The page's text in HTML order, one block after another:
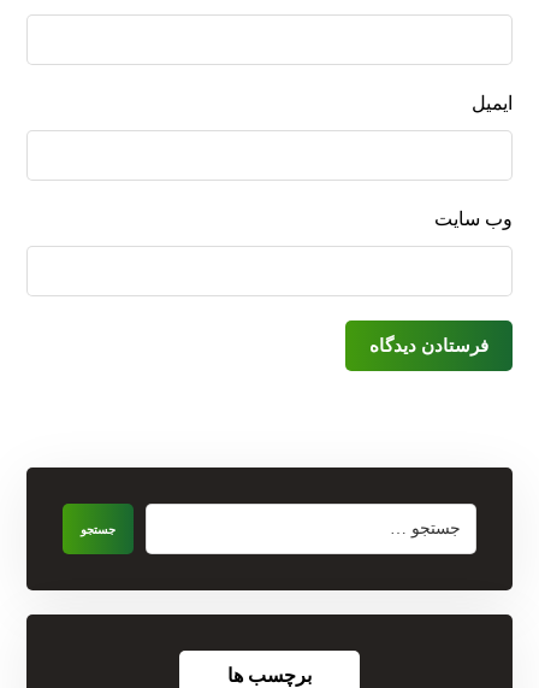
ایمیل
وب‌ سایت
فرستادن دیدگاه
جستجو
برچسب ها